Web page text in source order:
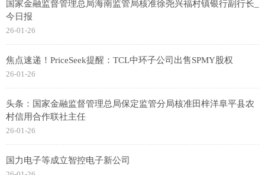
国家金融监督管理总局海南监管局核准徐尧兴福村镇银行副行长_
今日报
26-01-26
焦点速递！PriceSeek提醒：TCL中环子公司出售SPMY股权
26-01-26
头条：国家金融监督管理总局保定监管分局核准田梓洋阜平县农
村信用合作联社主任
26-01-26
国力电子等成立智控电子新公司